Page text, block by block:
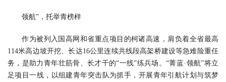
领航”，托举青榜样
作为被列入国高网和省重点项目的柯诸高速，肩负着全省最高
114米高边坡开挖、长达16公里连续共线段高架桥建设等急难险重任
务，是助力青年壮筋骨、长才干的“一线”练兵场。“菁蓝·领航”将立
足项目一线，以组建青年突击队为抓手，开展青年引航计划与筑梦